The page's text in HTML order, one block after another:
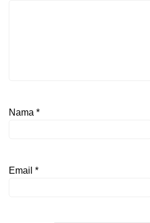
Nama *
Email *